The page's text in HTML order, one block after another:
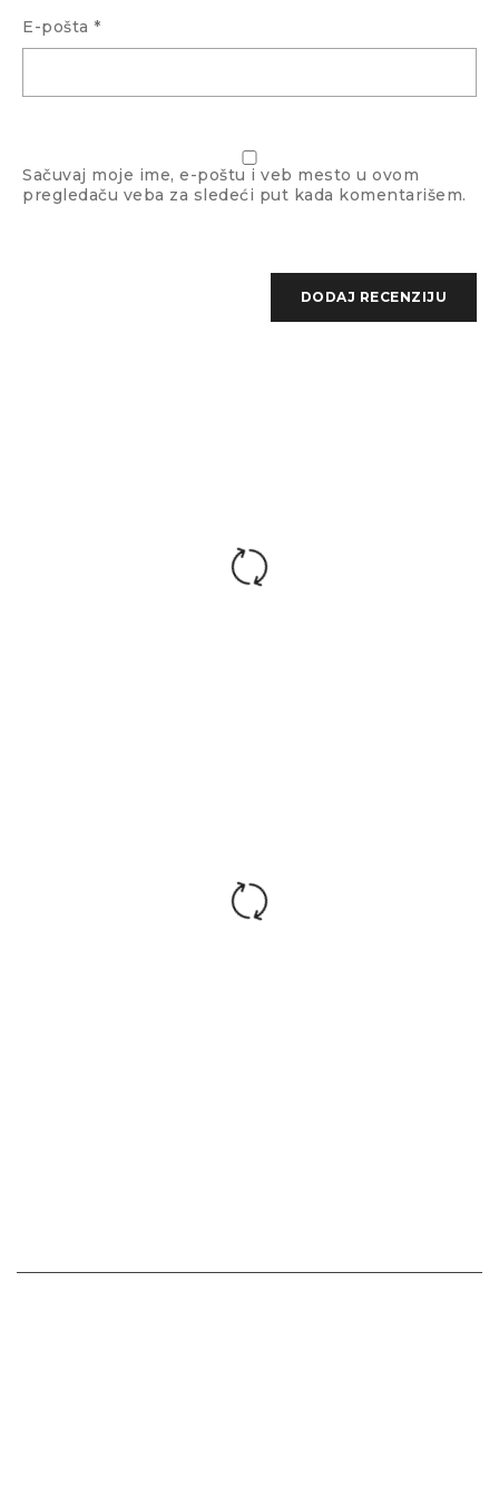
Boja stakla
E-pošta *
Sačuvaj moje ime, e-poštu i veb mesto u ovom
pregledaču veba za sledeći put kada komentarišem.